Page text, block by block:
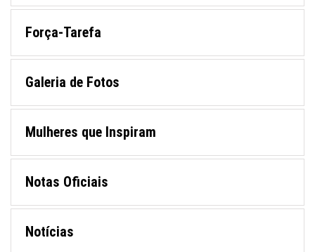
Força-Tarefa
Galeria de Fotos
Mulheres que Inspiram
Notas Oficiais
Notícias